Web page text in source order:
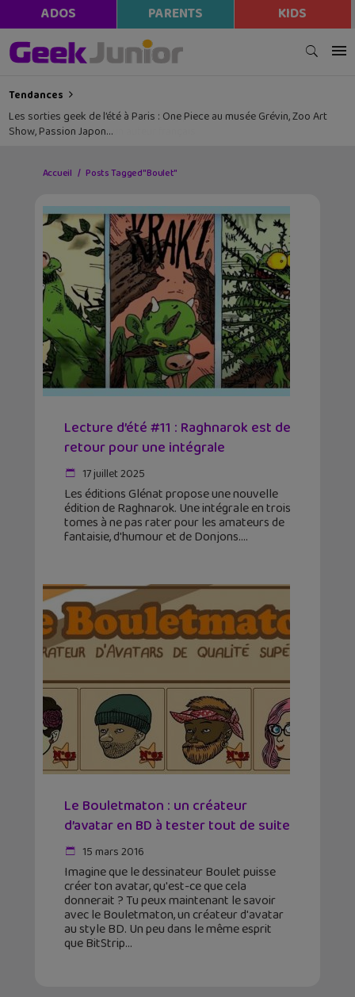
ADOS PARENTS KIDS
Tendances
Les sorties geek de l’été à Paris : One Piece au musée Grévin, Zoo Art
Show, Passion Japon…
Accueil Posts Tagged "Boulet"
Lecture d’été #11 : Raghnarok est de
retour pour une intégrale
17 juillet 2025
Les éditions Glénat propose une nouvelle
édition de Raghnarok. Une intégrale en trois
tomes à ne pas rater pour les amateurs de
fantaisie, d'humour et de Donjons.
Le Bouletmaton : un créateur
d’avatar en BD à tester tout de suite
15 mars 2016
Imagine que le dessinateur Boulet puisse
créer ton avatar, qu'est-ce que cela
donnerait ? Tu peux maintenant le savoir
avec le Bouletmaton, un créateur d'avatar
au style BD. Un peu dans le même esprit
que BitStrip